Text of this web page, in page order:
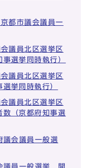
都市議会議員一
議員北区選挙区
選挙同時執行）
議員北区選挙区
挙同時執行）
議員北区選挙区
数（京都府知事選
会議員一般選
議員一般選挙 開